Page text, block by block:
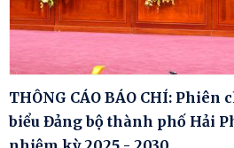
THÔNG CÁO BÁO CHÍ:
biểu Đảng bộ thành phố Hải